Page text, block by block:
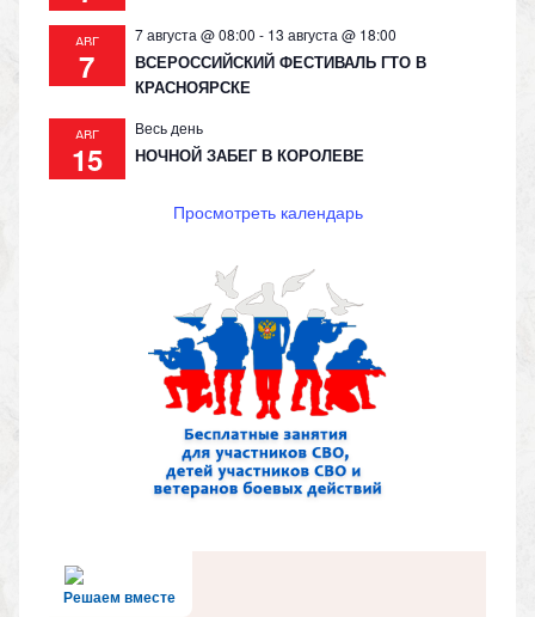
АВГ
7
7 августа @ 08:00 - 13 августа @ 18:00
ВСЕРОССИЙСКИЙ ФЕСТИВАЛЬ ГТО В
КРАСНОЯРСКЕ
АВГ
15
Весь день
НОЧНОЙ ЗАБЕГ В КОРОЛЕВЕ
Просмотреть календарь
Решаем вместе